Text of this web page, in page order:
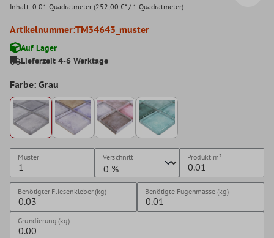
Inhalt: 0.01 Quadratmeter (252,00 €* / 1 Quadratmeter)
Artikelnummer:TM34643_muster
Auf Lager
Lieferzeit 4-6 Werktage
Farbe: Grau
Muster Verschnitt Produkt m²
Benötigter Fliesenkleber (kg) Benötigte Fugenmasse (kg)
Grundierung (kg)